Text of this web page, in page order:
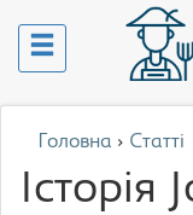
Головна › Статті
Історія